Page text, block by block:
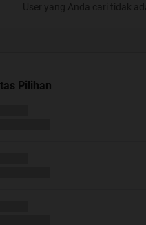
User yang Anda cari tidak
Pilihan